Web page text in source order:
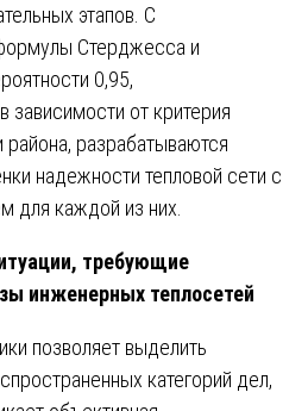
этапов. С
Стерджесса и
0,95,
зависимости от критерия
района, разрабатываются
надежности тепловой сети с
для каждой из них.
требующие
инженерных теплосетей
позволяет выделить
категорий дел,